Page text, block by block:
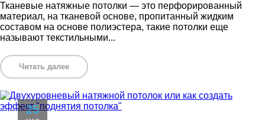
Тканевые натяжные потолки — это перфорированный
материал, на тканевой основе, пропитанный жидким
составом на основе полиэстера, такие потолки еще
называют текстильными...
Читать далее
25